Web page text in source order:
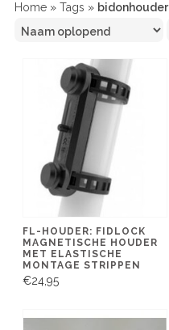
Home » Tags » bidonhouder
FL-HOUDER: FIDLOCK
MAGNETISCHE HOUDER
MET ELASTISCHE
MONTAGE STRIPPEN
€24,95